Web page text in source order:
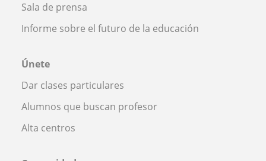
Sala de prensa
Informe sobre el futuro de la educación
Únete
Dar clases particulares
Alumnos que buscan profesor
Alta centros